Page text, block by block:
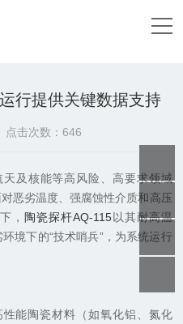
陶瓷探杆AQ-115为系统运行
行提供关键数据支持
点击次数：646
核能等高风险、高要求领域
恶劣温度、强腐蚀性介质和高压
， 陶瓷探杆AQ-115以其耐高温
境下的“技术哨兵”，为系统运行
能陶瓷材料（如氧化铝、氮化